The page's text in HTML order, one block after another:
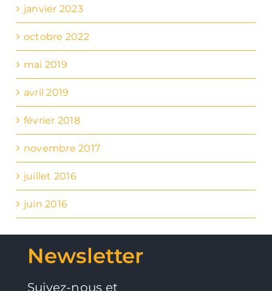
janvier 2023
octobre 2022
mai 2019
avril 2019
février 2018
novembre 2017
juillet 2016
juin 2016
Newsletter
Suivez-nous et